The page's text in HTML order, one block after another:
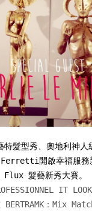
特髮型秀、奧地利神
開啟幸福服務
Flux 髮藝新秀大賽。
IT LOOK
BERTRAMK：Mix